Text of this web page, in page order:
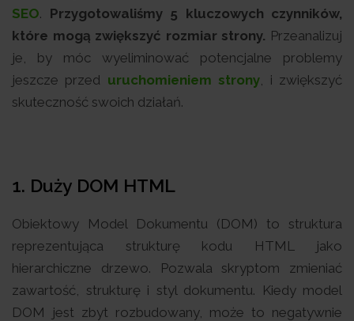
SEO. Przygotowaliśmy 5 kluczowych czynników,
które mogą zwiększyć rozmiar strony. Przeanalizuj
je, by móc wyeliminować potencjalne problemy
jeszcze przed uruchomieniem strony , i zwiększyć
skuteczność swoich działań.
1. Duży DOM HTML
Obiektowy Model Dokumentu (DOM) to struktura
reprezentująca strukturę kodu HTML jako
hierarchiczne drzewo. Pozwala skryptom zmieniać
zawartość, strukturę i styl dokumentu. Kiedy model
DOM jest zbyt rozbudowany, może to negatywnie